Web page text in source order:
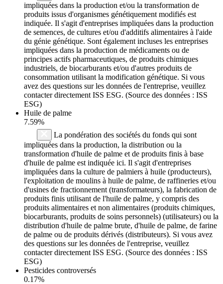
impliquées dans la production et/ou la transformation de
produits issus d'organismes génétiquement modifiés est
indiquée. Il s'agit d'entreprises impliquées dans la production
de semences, de cultures et/ou d'additifs alimentaires à l'aide
du génie génétique. Sont également incluses les entreprises
impliquées dans la production de médicaments ou de
principes actifs pharmaceutiques, de produits chimiques
industriels, de biocarburants et/ou d'autres produits de
consommation utilisant la modification génétique. Si vous
avez des questions sur les données de l'entreprise, veuillez
contacter directement ISS ESG. (Source des données : ISS
ESG)
Huile de palme
7.59%
La pondération des sociétés du fonds qui sont
impliquées dans la production, la distribution ou la
transformation d'huile de palme et de produits finis à base
d'huile de palme est indiquée ici. Il s'agit d'entreprises
impliquées dans la culture de palmiers à huile (producteurs),
l'exploitation de moulins à huile de palme, de raffineries et/ou
d'usines de fractionnement (transformateurs), la fabrication de
produits finis utilisant de l'huile de palme, y compris des
produits alimentaires et non alimentaires (produits chimiques,
biocarburants, produits de soins personnels) (utilisateurs) ou la
distribution d'huile de palme brute, d'huile de palme, de farine
de palme ou de produits dérivés (distributeurs). Si vous avez
des questions sur les données de l'entreprise, veuillez
contacter directement ISS ESG. (Source des données : ISS
ESG)
Pesticides controversés
0.17%